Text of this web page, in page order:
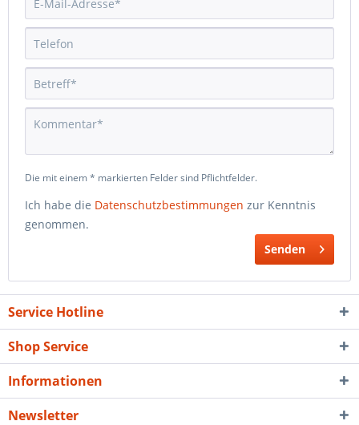
Die mit einem * markierten Felder sind Pflichtfelder.
Ich habe die Datenschutzbestimmungen zur Kenntnis
genommen.
Senden
Service Hotline
Shop Service
Informationen
Newsletter